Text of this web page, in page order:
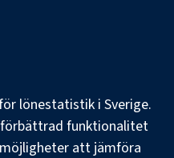
lönestatistik i Sverige.
förbättrad funktionalitet
att jämföra